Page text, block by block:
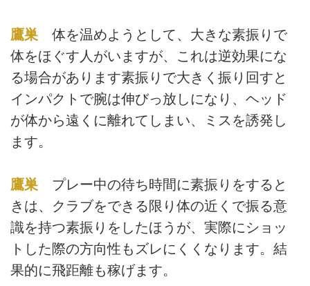
鷹巣 体を温めようとして、大きな素振りで
体をほぐす人がいますが、これは逆効果にな
る場合があります素振りで大きく振り回すと
インパクトで腕は伸びっ放しになり、ヘッド
が体から遠くに離れてしまい、ミスを誘発し
ます。
鷹巣 プレー中の待ち時間に素振りをすると
きは、クラブをできる限り体の近くで振る意
識を持つ素振りをしたほうが、実際にショッ
トした際の方向性もズレにくくなります。結
果的に飛距離も稼げます。